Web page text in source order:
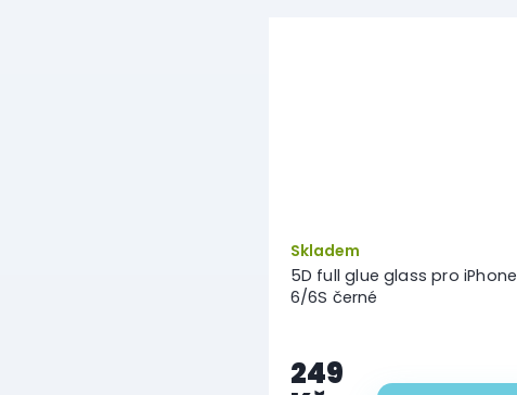
5D full glue glass pro iPhone
6/6S černé
Skladem
249